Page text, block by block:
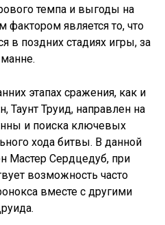
темпа и выгоды на
является то, что
в поздних стадиях игры, за
этапах сражения, как и
Труид, направлен на
и поиска ключевых
хода битвы. В данной
Мастер Сердцедуб, при
возможность часто
вместе с другими